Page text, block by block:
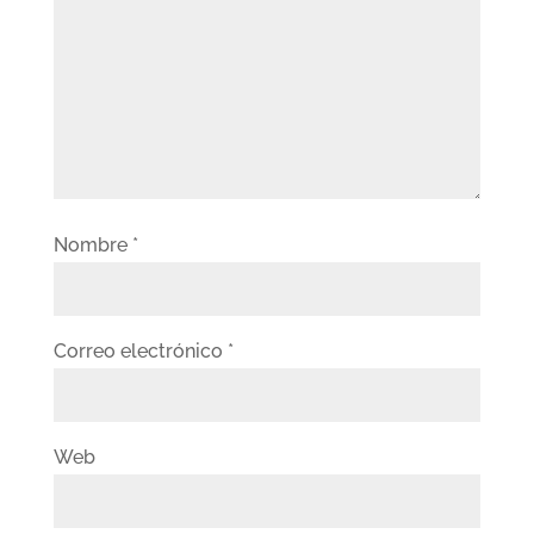
Nombre *
Correo electrónico *
Web